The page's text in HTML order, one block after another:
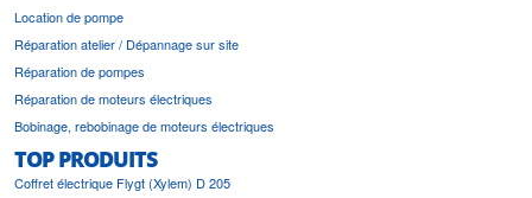
Location de pompe
Réparation atelier / Dépannage sur site
Réparation de pompes
Réparation de moteurs électriques
Bobinage, rebobinage de moteurs électriques
TOP PRODUITS
Coffret électrique Flygt (Xylem) D 205